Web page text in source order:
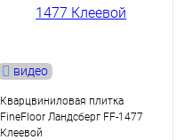
видео
Кварцвиниловая плитка
FineFloor Ландсберг FF-1477
Клеевой